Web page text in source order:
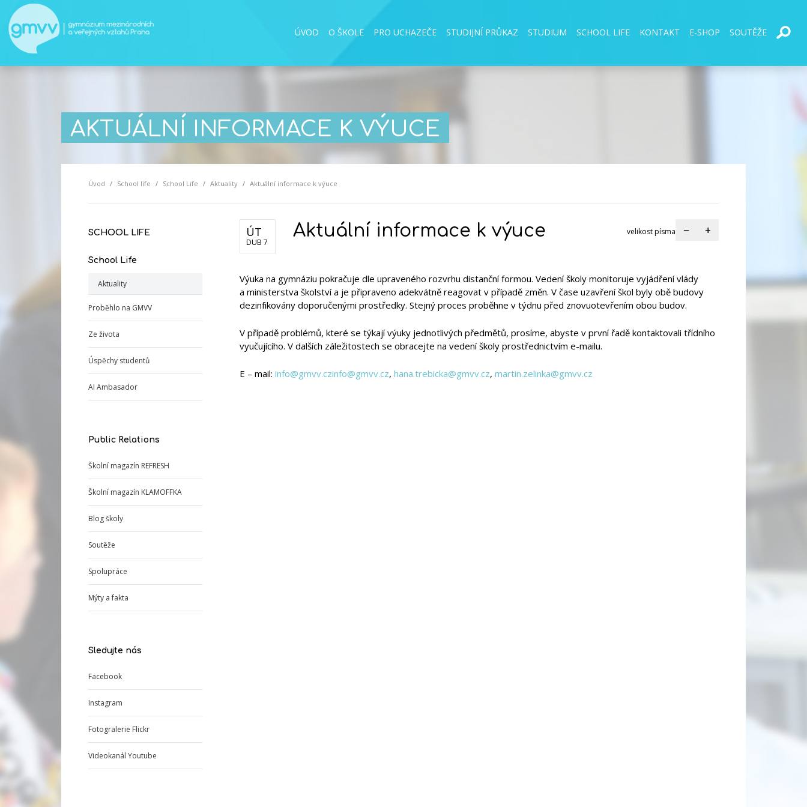
ÚVOD O ŠKOLE PRO UCHAZEČE STUDIJNÍ PRŮKAZ STUDIUM SCHOOL LIFE KONTAKT E-SHOP SOUTĚŽE
AKTUÁLNÍ INFORMACE K VÝUCE
Úvod School life School Life Aktuality Aktuální informace k výuce
SCHOOL LIFE
School Life
Aktuality
Proběhlo na GMVV
Ze života
Úspěchy studentů
AI Ambasador
Public Relations
Školní magazín REFRESH
Školní magazín KLAMOFFKA
Blog školy
Soutěže
Spolupráce
Mýty a fakta
Sledujte nás
Facebook
Instagram
Fotogralerie Flickr
Videokanál Youtube
ÚT
DUB 7
Aktuální informace k výuce velikost písma − +
Výuka na gymnáziu pokračuje dle upraveného rozvrhu distanční formou. Vedení školy monitoruje vyjádření vlády
a ministerstva školství a je připraveno adekvátně reagovat v případě změn. V čase uzavření škol byly obě budovy
dezinfikovány doporučenými prostředky. Stejný proces proběhne v týdnu před znovuotevřením obou budov.
V případě problémů, které se týkají výuky jednotlivých předmětů, prosíme, abyste v první řadě kontaktovali třídního
vyučujícího. V dalších záležitostech se obracejte na vedení školy prostřednictvím e-mailu.
E – mail: info@gmvv.czinfo@gmvv.cz, hana.trebicka@gmvv.cz, martin.zelinka@gmvv.cz